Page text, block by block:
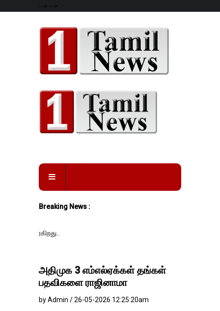
--> -->
Breaking News :
அதிமுக 3 எம்எல்ஏக்கள் தங்கள்
பதவிகளை ராஜினாமா
by Admin / 26-05-2026 12:25:20am